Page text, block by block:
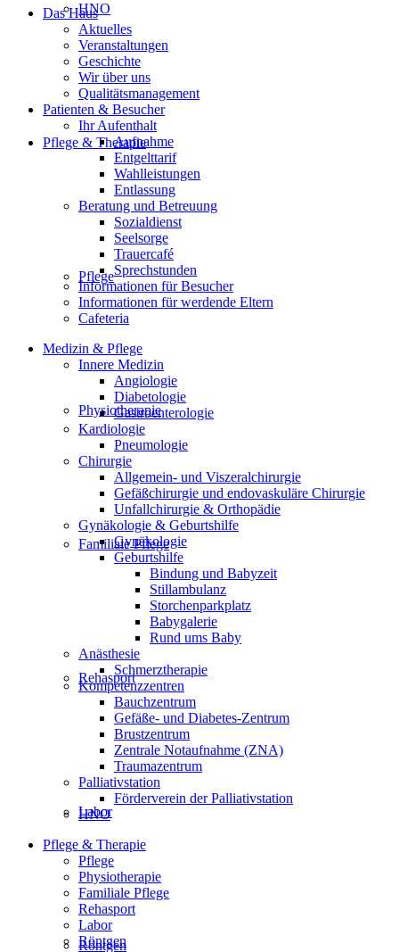
HNO
Pflege & Therapie
Pflege
Physiotherapie
Familiale Pflege
Rehasport
Labor
Röntgen
Das Haus
Aktuelles
Veranstaltungen
Geschichte
Wir über uns
Qualitätsmanagement
Patienten & Besucher
Ihr Aufenthalt
Aufnahme
Entgelttarif
Wahlleistungen
Entlassung
Beratung und Betreuung
Sozialdienst
Seelsorge
Trauercafé
Sprechstunden
Informationen für Besucher
Informationen für werdende Eltern
Cafeteria
Medizin & Pflege
Innere Medizin
Angiologie
Diabetologie
Gastroenterologie
Kardiologie
Pneumologie
Chirurgie
Allgemein- und Viszeralchirurgie
Gefäßchirurgie und endovaskuläre Chirurgie
Unfallchirurgie & Orthopädie
Gynäkologie & Geburtshilfe
Gynäkologie
Geburtshilfe
Bindung und Babyzeit
Stillambulanz
Storchenparkplatz
Babygalerie
Rund ums Baby
Anästhesie
Schmerztherapie
Kompetenzzentren
Bauchzentrum
Gefäße- und Diabetes-Zentrum
Brustzentrum
Zentrale Notaufnahme (ZNA)
Traumazentrum
Palliativstation
Förderverein der Palliativstation
HNO
Pflege & Therapie
Pflege
Physiotherapie
Familiale Pflege
Rehasport
Labor
Röntgen